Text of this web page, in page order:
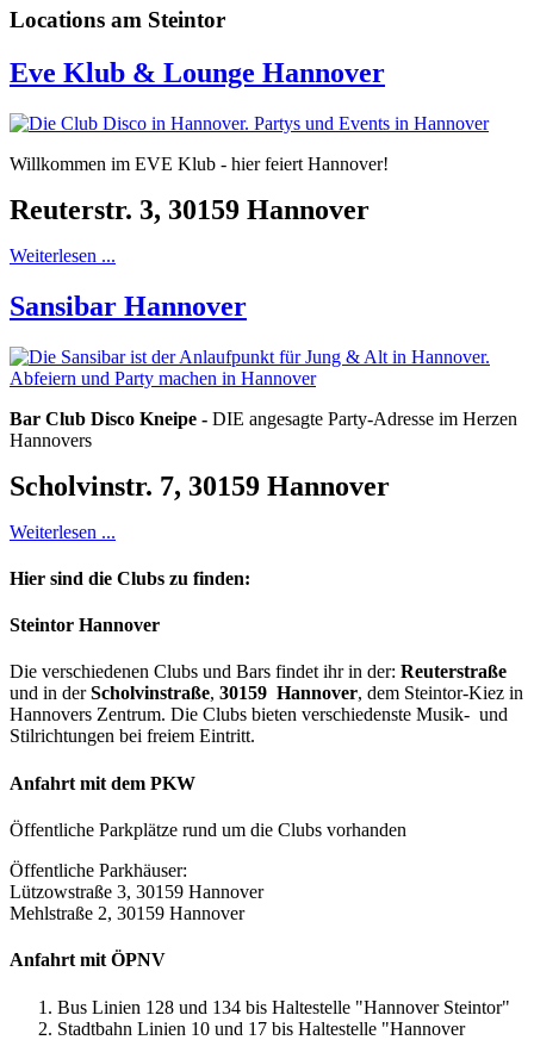
Locations am Steintor
Eve Klub & Lounge Hannover
Willkommen im EVE Klub - hier feiert Hannover!
Reuterstr. 3, 30159 Hannover
Weiterlesen ...
Sansibar Hannover
Bar Club Disco Kneipe - DIE angesagte Party-Adresse im Herzen
Hannovers
Scholvinstr. 7, 30159 Hannover
Weiterlesen ...
Hier sind die Clubs zu finden:
Steintor Hannover
Die verschiedenen Clubs und Bars findet ihr in der: Reuterstraße
und in derScholvinstraße, 30159 Hannover, dem Steintor-Kiez in
Hannovers Zentrum. Die Clubs bieten verschiedenste Musik- und
Stilrichtungen bei freiem Eintritt.
Anfahrt mit dem PKW
Öffentliche Parkplätze rund um die Clubs vorhanden
Öffentliche Parkhäuser:
Lützowstraße 3, 30159 Hannover
Mehlstraße 2, 30159 Hannover
Anfahrt mit ÖPNV
Bus Linien 128 und 134 bis Haltestelle "Hannover Steintor"
Stadtbahn Linien 10 und 17 bis Haltestelle "Hannover